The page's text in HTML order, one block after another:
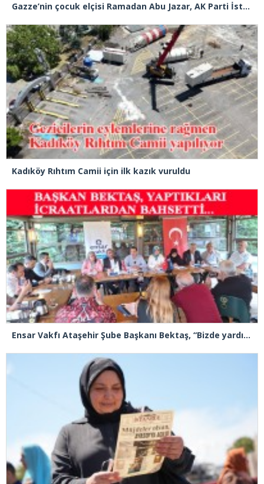
Gazze’nin çocuk elçisi Ramadan Abu Jazar, AK Parti İstanbul İl Başkanlığını ziyaret etti
Kadıköy Rıhtım Camii için ilk kazık vuruldu
Ensar Vakfı Ataşehir Şube Başkanı Bektaş, “Bizde yardım kelimesi yok, bizde paylaşmak ve hediyeleşmek var”